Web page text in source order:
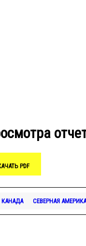
PDF
КАНАДА СЕВЕРНАЯ АМЕРИКА